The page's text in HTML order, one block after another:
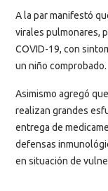
A la par manifestó
virales pulmonares,
COVID-19, con
un niño comprobado.
Asimismo agregó
realizan grandes
entrega de
defensas
en situación de